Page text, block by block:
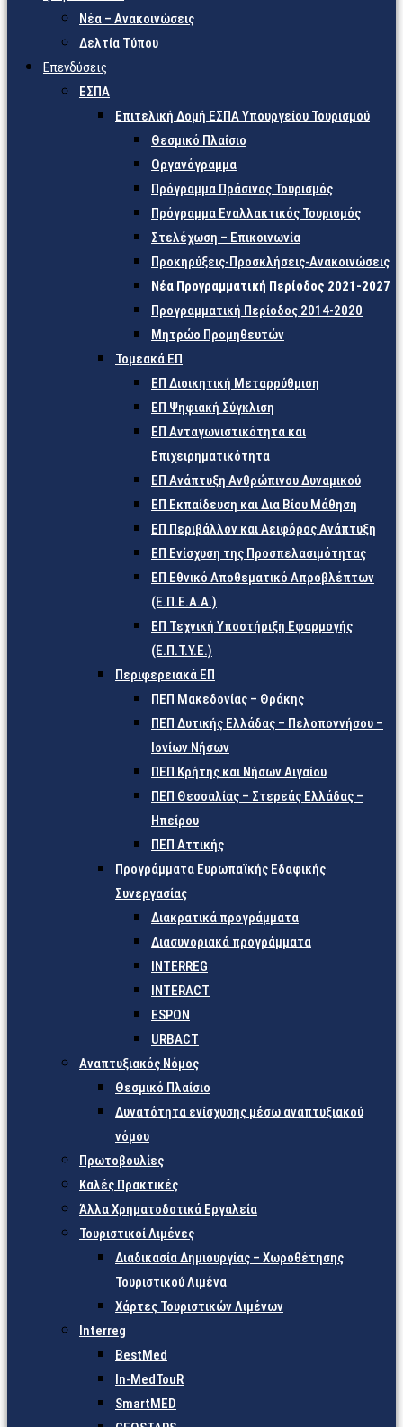
Νέα – Ανακοινώσεις
Δελτία Τύπου
Επενδύσεις
ΕΣΠΑ
Επιτελική Δομή ΕΣΠΑ Υπουργείου Τουρισμού
Θεσμικό Πλαίσιο
Οργανόγραμμα
Πρόγραμμα Πράσινος Τουρισμός
Πρόγραμμα Εναλλακτικός Τουρισμός
Στελέχωση – Επικοινωνία
Προκηρύξεις-Προσκλήσεις-Ανακοινώσεις
Νέα Προγραμματική Περίοδος 2021-2027
Προγραμματική Περίοδος 2014-2020
Μητρώο Προμηθευτών
Τομεακά ΕΠ
ΕΠ Διοικητική Μεταρρύθμιση
ΕΠ Ψηφιακή Σύγκλιση
ΕΠ Ανταγωνιστικότητα και
Επιχειρηματικότητα
ΕΠ Ανάπτυξη Ανθρώπινου Δυναμικού
ΕΠ Εκπαίδευση και Δια Βίου Μάθηση
ΕΠ Περιβάλλον και Αειφόρος Ανάπτυξη
ΕΠ Ενίσχυση της Προσπελασιμότητας
ΕΠ Εθνικό Αποθεματικό Απροβλέπτων
(Ε.Π.Ε.Α.Α.)
ΕΠ Τεχνική Υποστήριξη Εφαρμογής
(Ε.Π.Τ.Υ.Ε.)
Περιφερειακά ΕΠ
ΠΕΠ Μακεδονίας – Θράκης
ΠΕΠ Δυτικής Ελλάδας – Πελοποννήσου –
Ιονίων Νήσων
ΠΕΠ Κρήτης και Νήσων Αιγαίου
ΠΕΠ Θεσσαλίας – Στερεάς Ελλάδας –
Ηπείρου
ΠΕΠ Αττικής
Προγράμματα Ευρωπαϊκής Εδαφικής
Συνεργασίας
Διακρατικά προγράμματα
Διασυνοριακά προγράμματα
INTERREG
INTERACT
ESPON
URBACT
Αναπτυξιακός Νόμος
Θεσμικό Πλαίσιο
Δυνατότητα ενίσχυσης μέσω αναπτυξιακού
νόμου
Πρωτοβουλίες
Καλές Πρακτικές
Άλλα Χρηματοδοτικά Εργαλεία
Τουριστικοί Λιμένες
Διαδικασία Δημιουργίας – Χωροθέτησης
Τουριστικού Λιμένα
Χάρτες Τουριστικών Λιμένων
Interreg
BestMed
In-MedTouR
SmartMED